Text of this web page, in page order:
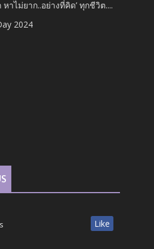
หาไม่ยาก..อย่างที่คิด’ ทุกชีวิต....
2024
Like